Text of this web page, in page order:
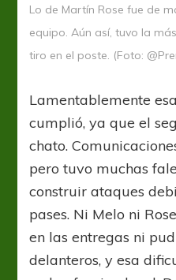
Lo de Martín Rose fue de
equipo. Aún así, tuvo la
tiro en el poste. (Foto:
Lamentablemente
cumplió, ya que el
chato.
pero tuvo muchas
construir ataques
pases. Ni Melo ni
en las entregas ni
delanteros, y esa